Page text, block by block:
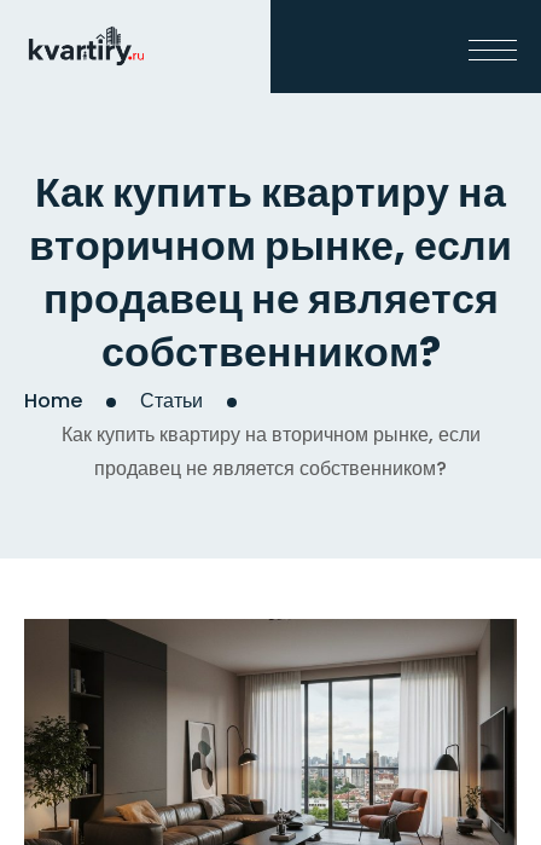
Как купить квартиру на
вторичном рынке, если
продавец не является
собственником?
Home
Статьи
Как купить квартиру на вторичном рынке, если
продавец не является собственником?